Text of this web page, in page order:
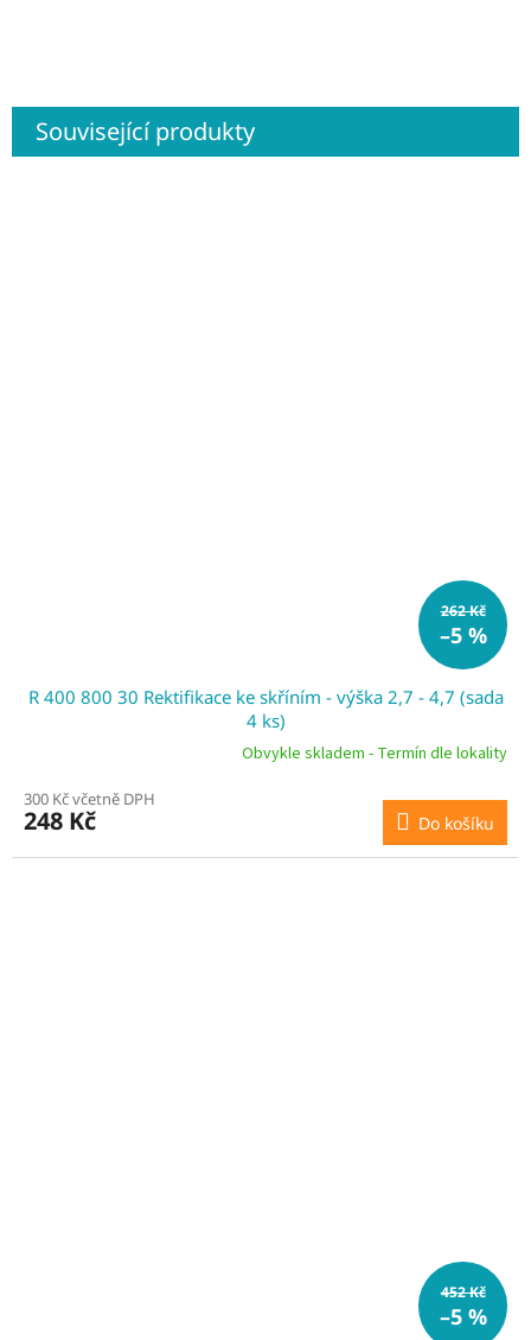
Související produkty
262 Kč
–5 %
R 400 800 30 Rektifikace ke skříním - výška 2,7 - 4,7 (sada
4 ks)
Obvykle skladem - Termín dle lokality
300 Kč včetně DPH
248 Kč Do košíku
452 Kč
–5 %